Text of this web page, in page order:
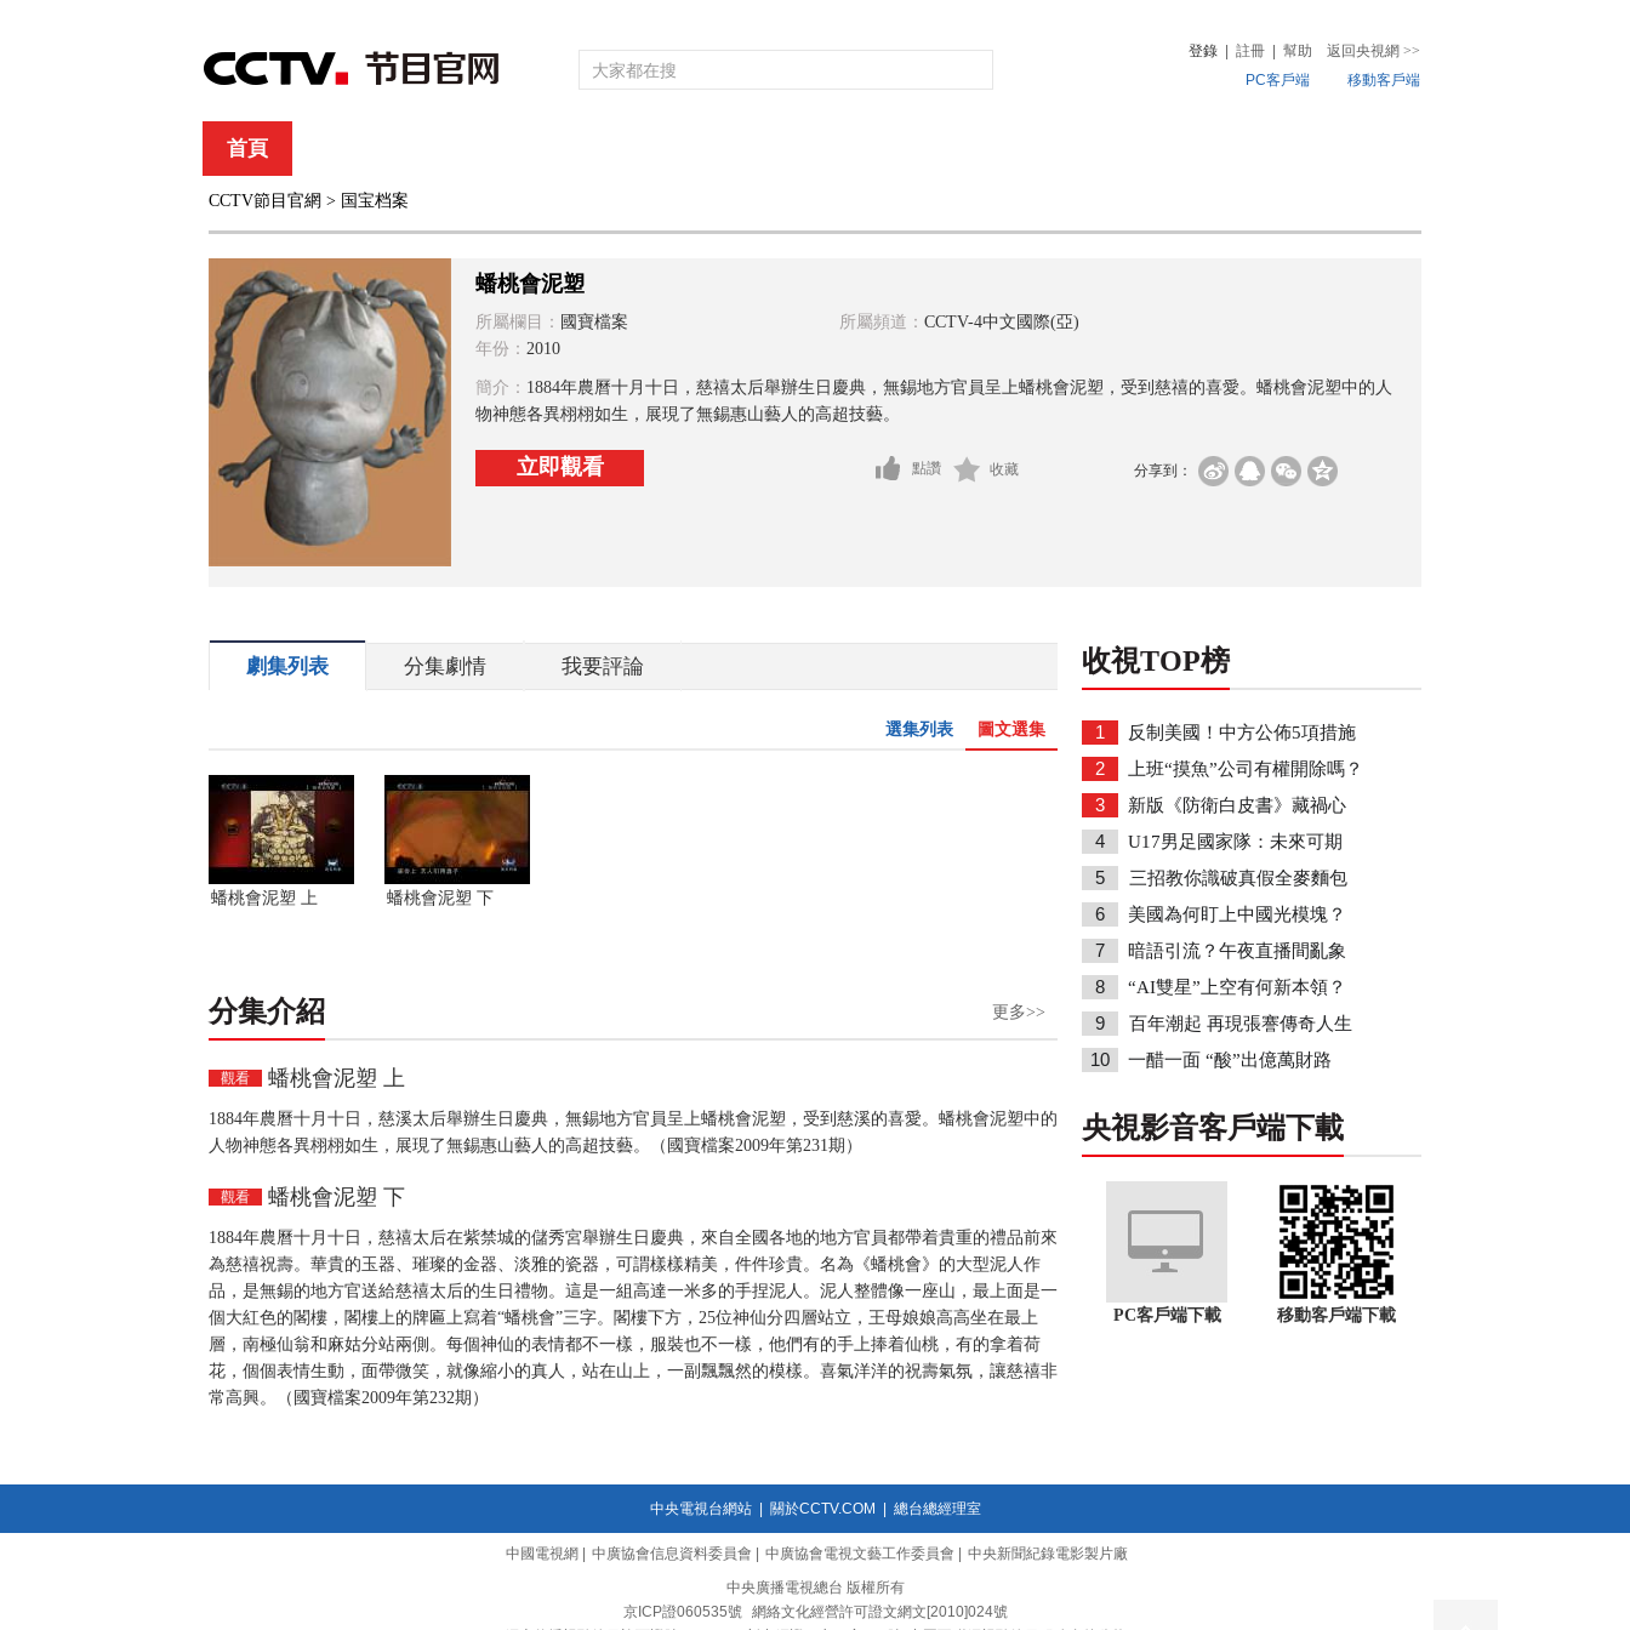
登錄 註冊 幫助 返回央視網 >>
PC客戶端
移動客戶端
首頁
綜合 新聞 財經 綜藝
CCTV節目官網 > 国宝档案
蟠桃會泥塑
所屬欄目： 國寶檔案 所屬頻道： CCTV-4中文國際(亞)
年份： 2010
簡介： 1884年農曆十月十日，慈禧太后舉辦生日慶典，無錫地方官員呈上蟠桃會泥塑，受到慈禧的喜愛。蟠桃會泥塑中的人
物神態各異栩栩如生，展現了無錫惠山藝人的高超技藝。
立即觀看 分享到：
點讚 收藏
劇集列表 分集劇情 我要評論
圖文選集
選集列表
蟠桃會泥塑 上 蟠桃會泥塑 下
分集介紹 更多>>
觀看 蟠桃會泥塑 上
1884年農曆十月十日，慈溪太后舉辦生日慶典，無錫地方官員呈上蟠桃會泥塑，受到慈溪的喜愛。蟠桃會泥塑中的
人物神態各異栩栩如生，展現了無錫惠山藝人的高超技藝。（國寶檔案2009年第231期）
觀看 蟠桃會泥塑 下
1884年農曆十月十日，慈禧太后在紫禁城的儲秀宮舉辦生日慶典，來自全國各地的地方官員都帶着貴重的禮品前來
為慈禧祝壽。華貴的玉器、璀璨的金器、淡雅的瓷器，可謂樣樣精美，件件珍貴。名為《蟠桃會》的大型泥人作
品，是無錫的地方官送給慈禧太后的生日禮物。這是一組高達一米多的手捏泥人。泥人整體像一座山，最上面是一
個大紅色的閣樓，閣樓上的牌匾上寫着“蟠桃會”三字。閣樓下方，25位神仙分四層站立，王母娘娘高高坐在最上
層，南極仙翁和麻姑分站兩側。每個神仙的表情都不一樣，服裝也不一樣，他們有的手上捧着仙桃，有的拿着荷
花，個個表情生動，面帶微笑，就像縮小的真人，站在山上，一副飄飄然的模樣。喜氣洋洋的祝壽氣氛，讓慈禧非
常高興。（國寶檔案2009年第232期）
收視TOP榜
1 反制美國！中方公佈5項措施
2 上班“摸魚”公司有權開除嗎？
3 新版《防衛白皮書》藏禍心
4 U17男足國家隊：未來可期
5 三招教你識破真假全麥麵包
6 美國為何盯上中國光模塊？
7 暗語引流？午夜直播間亂象
8 “AI雙星”上空有何新本領？
9 百年潮起 再現張謇傳奇人生
10 一醋一面 “酸”出億萬財路
央視影音客戶端下載
PC客戶端下載 移動客戶端下載
中央電視台網站| 關於CCTV.COM 總台總經理室
中國電視網 中廣協會信息資料委員會 中廣協會電視文藝工作委員會
中央新聞紀錄電影製片廠
中央廣播電視總台 版權所有
京ICP證060535號
網絡文化經營許可證文網文[2010]024號